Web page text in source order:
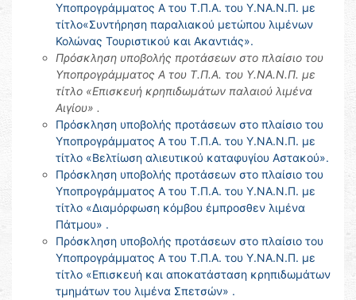
Υποπρογράμματος Α του Τ.Π.Α. του Υ.ΝΑ.Ν.Π. με
τίτλο«Συντήρηση παραλιακού μετώπου λιμένων
Κολώνας Τουριστικού και Ακαντιάς».
Πρόσκληση υποβολής προτάσεων στο πλαίσιο του
Υποπρογράμματος Α του Τ.Π.Α. του Υ.ΝΑ.Ν.Π. με
τίτλο «Επισκευή κρηπιδωμάτων παλαιού λιμένα
Αιγίου» .
Πρόσκληση υποβολής προτάσεων στο πλαίσιο του
Υποπρογράμματος Α του Τ.Π.Α. του Υ.ΝΑ.Ν.Π. με
τίτλο «Βελτίωση αλιευτικού καταφυγίου Αστακού».
Πρόσκληση υποβολής προτάσεων στο πλαίσιο του
Υποπρογράμματος Α του Τ.Π.Α. του Υ.ΝΑ.Ν.Π. με
τίτλο «Διαμόρφωση κόμβου έμπροσθεν λιμένα
Πάτμου» .
Πρόσκληση υποβολής προτάσεων στο πλαίσιο του
Υποπρογράμματος Α του Τ.Π.Α. του Υ.ΝΑ.Ν.Π. με
τίτλο «Επισκευή και αποκατάσταση κρηπιδωμάτων
τμημάτων του λιμένα Σπετσών» .